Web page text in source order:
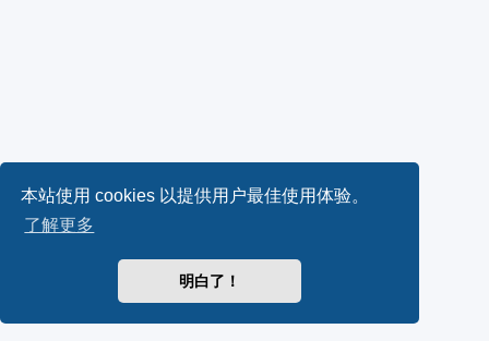
本站使用 cookies 以提供用户最佳使用体验。
了解更多
明白了！